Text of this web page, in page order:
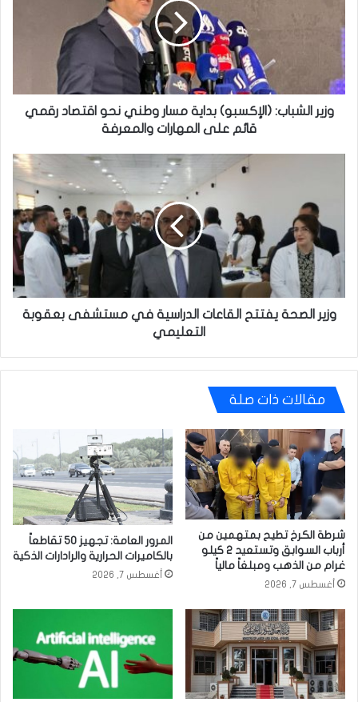
مسار
وطني
نحو
اقتصاد
رقمي
قائموزير الشباب: (الإكسبو) بداية مسار وطني نحو اقتصاد رقمي
قائم على المهارات والمعرفة
القاعات
الدراسية
في
مستشفى
بعقوبة
التعليمي
وزير الصحة يفتتح القاعات الدراسية في مستشفى بعقوبة
التعليمي
مقالات ذات صلة
شرطة الكرخ تطيح بمتهمين من
أرباب السوابق وتستعيد 2 كيلو
غرام من الذهب ومبلغاً مالياً
أغسطس 7, 2026
المرور العامة: تجهيز 50 تقاطعاً
بالكاميرات الحرارية والرادارات الذكية
أغسطس 7, 2026